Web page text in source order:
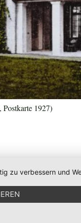
1927)
zu verbessern und